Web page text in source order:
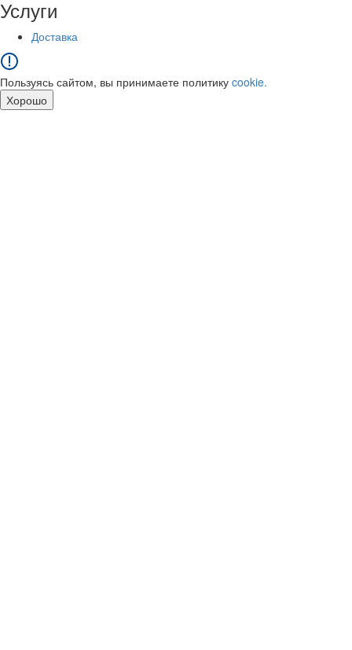
Услуги
Доставка
Пользуясь сайтом, вы принимаете политику cookie.
Хорошо